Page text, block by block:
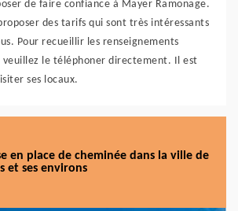
de faire confiance à Mayer Ramonage.
des tarifs qui sont très intéressants
Pour recueillir les renseignements
le téléphoner directement. Il est
ses locaux.
en place de cheminée dans la ville de
et ses environs